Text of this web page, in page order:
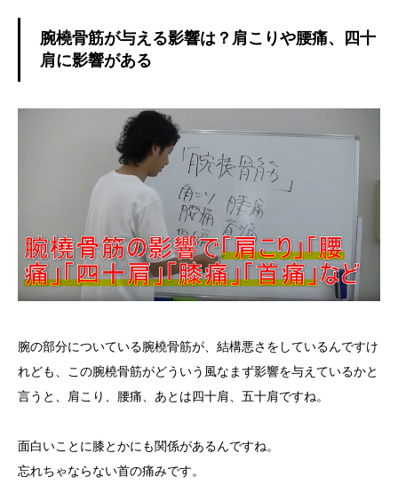
腕橈骨筋が与える影響は？肩こりや腰痛、四十
肩に影響がある
腕の部分についている腕橈骨筋が、結構悪さをしているんですけ
れども、この腕橈骨筋がどういう風なまず影響を与えているかと
言うと、肩こり、腰痛、あとは四十肩、五十肩ですね。
面白いことに膝とかにも関係があるんですね。
忘れちゃならない首の痛みです。